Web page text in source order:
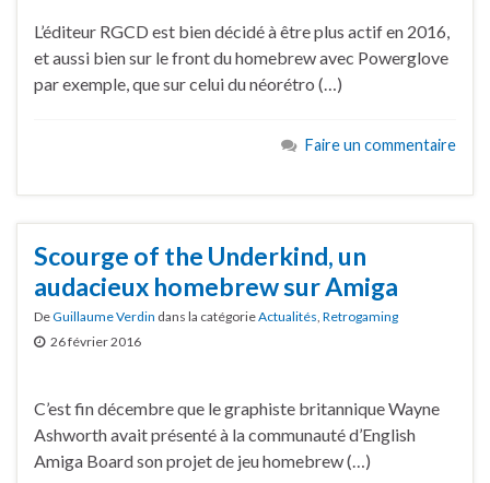
L’éditeur RGCD est bien décidé à être plus actif en 2016,
et aussi bien sur le front du homebrew avec Powerglove
par exemple, que sur celui du néorétro (…)
Faire un commentaire
Scourge of the Underkind, un
audacieux homebrew sur Amiga
DeGuillaume Verdin dans la catégorieActualités Retrogaming
26 février 2016
C’est fin décembre que le graphiste britannique Wayne
Ashworth avait présenté à la communauté d’English
Amiga Board son projet de jeu homebrew (…)